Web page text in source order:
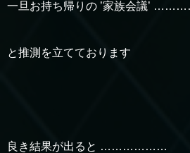
一旦お持ち帰りの ’家族会議’
と推測を立てております
良き結果が出ると ………………